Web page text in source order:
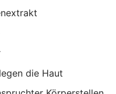
die Haut